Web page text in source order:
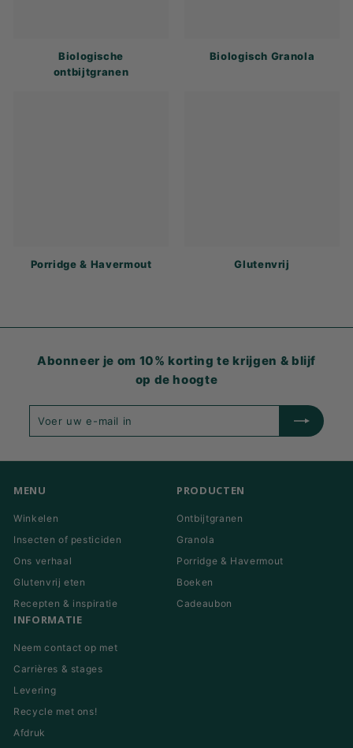
Biologische
ontbijtgranen
Biologisch Granola
Porridge & Havermout Glutenvrij
Abonneer je om 10% korting te krijgen & blijf
op de hoogte
mail
MENU
Winkelen
Insecten of pesticiden
Ons verhaal
Glutenvrij eten
Recepten & inspiratie
PRODUCTEN
Ontbijtgranen
Granola
Porridge & Havermout
Boeken
Cadeaubon
INFORMATIE
Neem contact op met
Carrières & stages
Levering
Recycle met ons!
Afdruk